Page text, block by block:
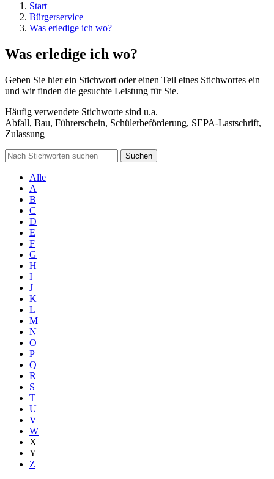
Start
Bürgerservice
Was erledige ich wo?
Was erledige ich wo?
Geben Sie hier ein Stichwort oder einen Teil eines Stichwortes ein
und wir finden die gesuchte Leistung für Sie.
Häufig verwendete Stichworte sind u.a.
Abfall, Bau, Führerschein, Schülerbeförderung, SEPA-Lastschrift,
Zulassung
Suchen
Alle
A
B
C
D
E
F
G
H
I
J
K
L
M
N
O
P
Q
R
S
T
U
V
W
X
Y
Z